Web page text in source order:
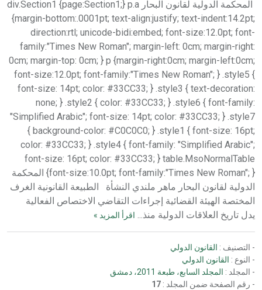
المحكمة الدولية لقانون البحار div.Section1 {page:Section1;} p.a
{margin-bottom:.0001pt; text-align:justify; text-indent:14.2pt;
direction:rtl; unicode-bidi:embed; font-size:12.0pt; font-
family:"Times New Roman"; margin-left: 0cm; margin-right:
0cm; margin-top: 0cm; } p {margin-right:0cm; margin-left:0cm;
font-size:12.0pt; font-family:"Times New Roman"; } .style5 {
font-size: 14pt; color: #33CC33; } .style3 { text-decoration:
none; } .style2 { color: #33CC33; } .style6 { font-family:
"Simplified Arabic"; font-size: 14pt; color: #33CC33; } .style7
{ background-color: #C0C0C0; } .style1 { font-size: 16pt;
color: #33CC33; } .style4 { font-family: "Simplified Arabic";
font-size: 16pt; color: #33CC33; } table.MsoNormalTable
{font-size:10.0pt; font-family:"Times New Roman"; } المحكمة
الدولية لقانون البحار ماهر ملندي النشأة الطبيعة القانونية الغرف
المختصة الهيئة القضائية إجراءات التقاضي الاختصاص الفعالية
يدل تاريخ العلاقات الدولية منذ... اقرأ المزيد »
- التصنيف : القانون الدولي
- النوع : القانون الدولي
- المجلد : المجلد السابع، طبعة 2011، دمشق
- رقم الصفحة ضمن المجلد : 17